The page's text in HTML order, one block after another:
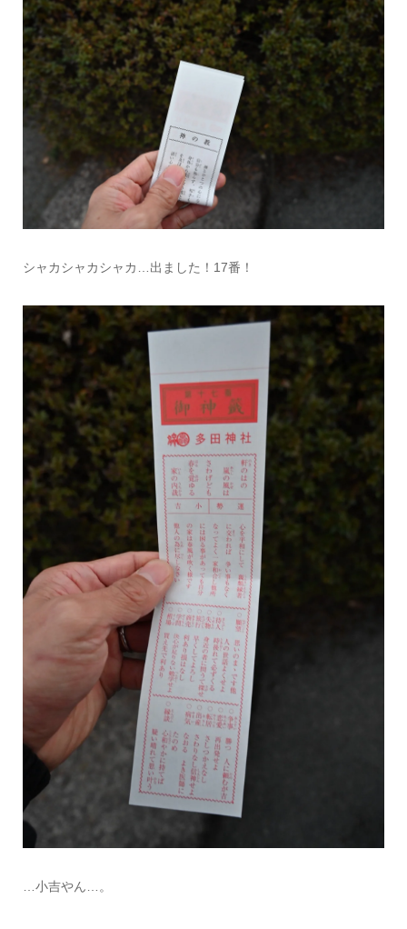
シャカシャカシャカ…出ました！17番！
…小吉やん…。